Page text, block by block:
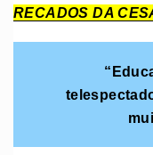
RECADOS DA